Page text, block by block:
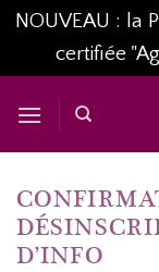
NOUVEAU : la
certifiée
D’INFO